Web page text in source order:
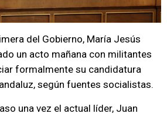
del Gobierno, María Jesús
un acto mañana con militantes
formalmente su candidatura
según fuentes socialistas.
una vez el actual líder, Juan